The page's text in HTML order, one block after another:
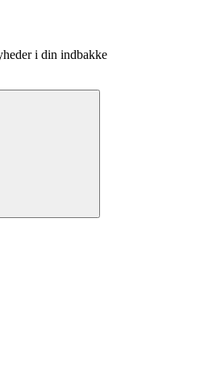
i din indbakke